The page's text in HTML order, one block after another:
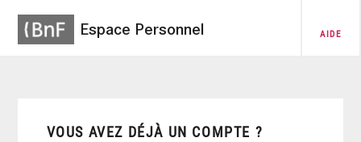
Espace Personnel AIDE
VOUS AVEZ DÉJÀ UN COMPTE ?